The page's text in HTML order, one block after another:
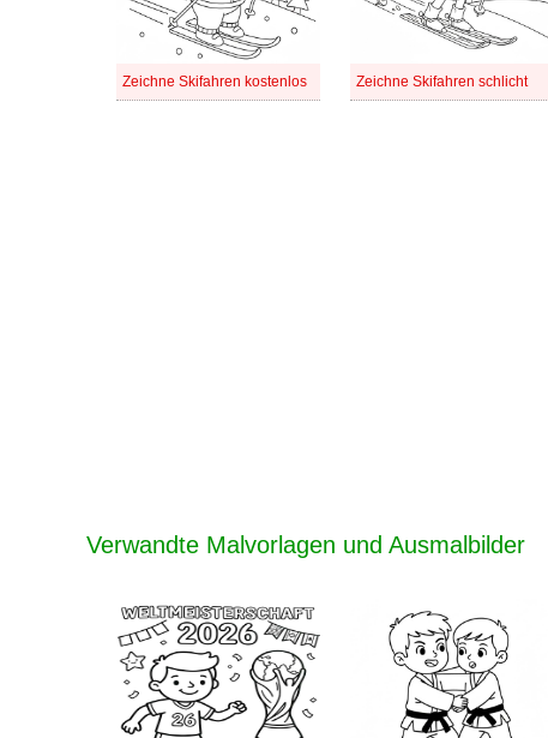
Zeichne Skifahren kostenlos Zeichne Skifahren schlicht
Verwandte Malvorlagen und Ausmalbilder